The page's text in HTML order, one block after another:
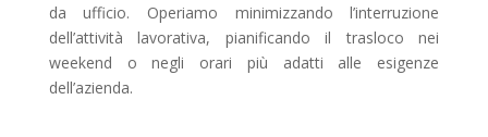
da ufficio. Operiamo minimizzando l’interruzione
dell’attività lavorativa, pianificando il trasloco nei
weekend o negli orari più adatti alle esigenze
dell’azienda.